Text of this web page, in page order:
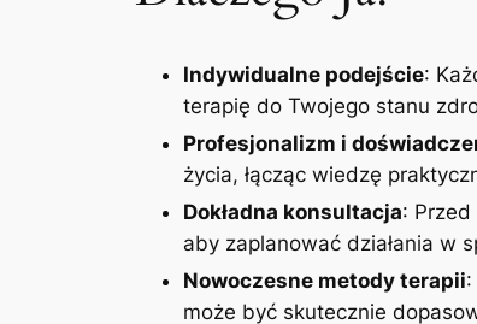
Indywidualne podejście:
terapię do Twojego stanu
Profesjonalizm i
życia, łącząc wiedzę
Dokładna konsultacja:
aby zaplanować działania w
Nowoczesne metody terapii
może być skutecznie